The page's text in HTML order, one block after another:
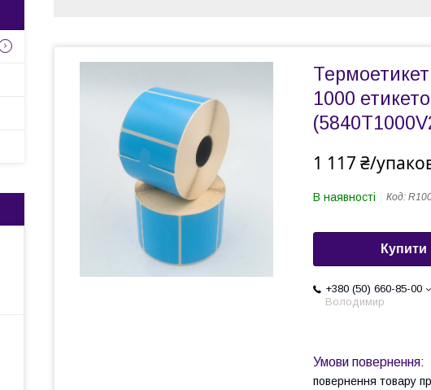
1000
1 117 ₴/
В наявності Код:
Купити
+380 (50) 660-85-00
Володимир
повернення товару